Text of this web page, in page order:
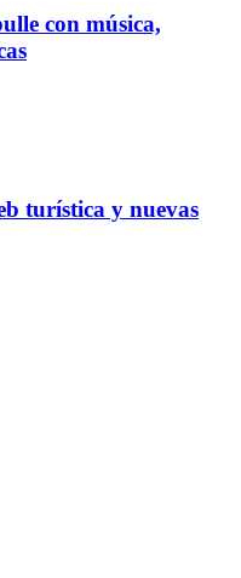
con música,
turística y nuevas